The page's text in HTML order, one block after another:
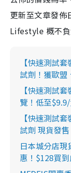
更新至文章發佈
Lifestyle 概不
【快速測試
試劑！獲歐盟
【快速測試
覽！低至
【快速測試
試劑 現貨發
日本城分店
惠！$128買